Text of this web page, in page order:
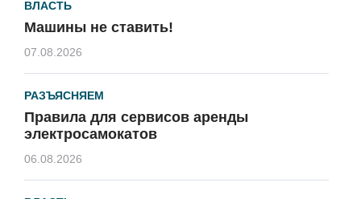
ВЛАСТЬ
Машины не ставить!
07.08.2026
РАЗЪЯСНЯЕМ
Правила для сервисов аренды
электросамокатов
06.08.2026